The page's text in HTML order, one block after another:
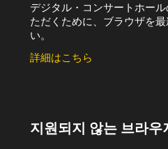
デジタル・コンサートホー
ただくために、ブラウザを
い。
詳細はこちら
지원되지 않는 브라우